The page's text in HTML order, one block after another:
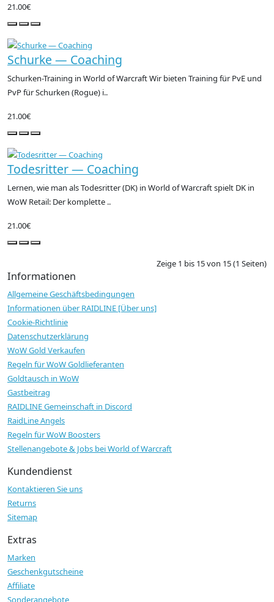
21.00€
Schurke — Coaching
Schurken-Training in World of Warcraft Wir bieten Training für PvE und
PvP für Schurken (Rogue) i..
21.00€
Todesritter — Coaching
Lernen, wie man als Todesritter (DK) in World of Warcraft spielt DK in
WoW Retail: Der komplette ..
21.00€
Zeige 1 bis 15 von 15 (1 Seiten)
Informationen
Allgemeine Geschäftsbedingungen
Informationen über RAIDLINE [Über uns]
Cookie-Richtlinie
Datenschutzerklärung
WoW Gold Verkaufen
Regeln für WoW Goldlieferanten
Goldtausch in WoW
Gastbeitrag
RAIDLINE Gemeinschaft in Discord
RaidLine Angels
Regeln für WoW Boosters
Stellenangebote & Jobs bei World of Warcraft
Kundendienst
Kontaktieren Sie uns
Returns
Sitemap
Extras
Marken
Geschenkgutscheine
Affiliate
Sonderangebote